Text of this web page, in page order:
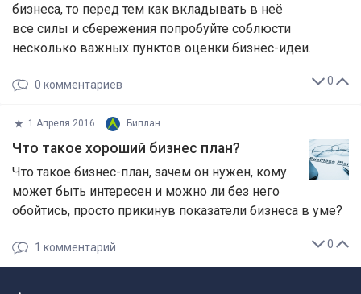
бизнеса, то перед тем как вкладывать в неё
все силы и сбережения попробуйте соблюсти
несколько важных пунктов оценки бизнес-идеи.
0
0 комментариев
1 Апреля 2016 Биплан
Что такое хороший бизнес план?
Что такое бизнес-план, зачем он нужен, кому
может быть интересен и можно ли без него
обойтись, просто прикинув показатели бизнеса в уме?
0
1 комментарий